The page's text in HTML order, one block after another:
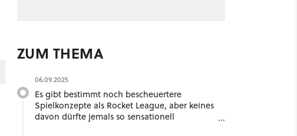
ZUM THEMA
06.09.2025
Es gibt bestimmt noch bescheuertere
Spielkonzepte als Rocket League, aber keines
davon dürfte jemals so sensationell